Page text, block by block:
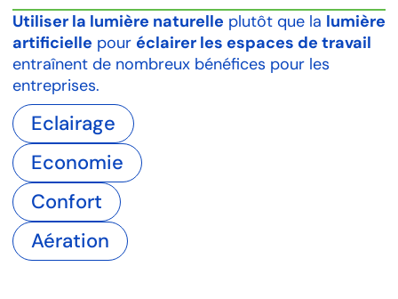
Utiliser la lumière naturelle plutôt que la lumière
artificielle pour éclairer les espaces de travail
entraînent de nombreux bénéfices pour les
entreprises.
Eclairage
Economie
Confort
Aération